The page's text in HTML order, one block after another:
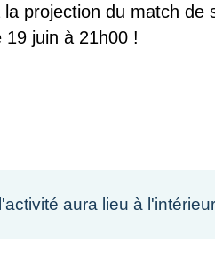
projection du match de
19 juin à 21h00 !
aura lieu à